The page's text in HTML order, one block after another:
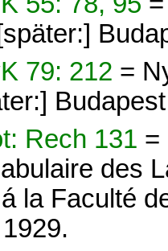
79: 212 =
Rech 131 =
des
la Faculté